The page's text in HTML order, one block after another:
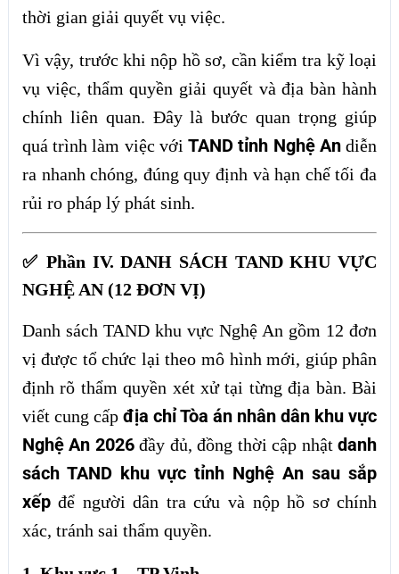
thời gian giải quyết vụ việc.
Vì vậy, trước khi nộp hồ sơ, cần kiểm tra kỹ loại
vụ việc, thẩm quyền giải quyết và địa bàn hành
chính liên quan. Đây là bước quan trọng giúp
quá trình làm việc vớiTAND tỉnh Nghệ Andiễn
ra nhanh chóng, đúng quy định và hạn chế tối đa
rủi ro pháp lý phát sinh.
✅ Phần IV. DANH SÁCH TAND KHU VỰC
NGHỆ AN (12 ĐƠN VỊ)
Danh sách TAND khu vực Nghệ An gồm 12 đơn
vị được tổ chức lại theo mô hình mới, giúp phân
định rõ thẩm quyền xét xử tại từng địa bàn. Bài
viết cung cấp địa chỉ Tòa án nhân dân khu vực
Nghệ An 2026đầy đủ, đồng thời cập nhậtdanh
sách TAND khu vực tỉnh Nghệ An sau sắp
xếpđể người dân tra cứu và nộp hồ sơ chính
xác, tránh sai thẩm quyền.